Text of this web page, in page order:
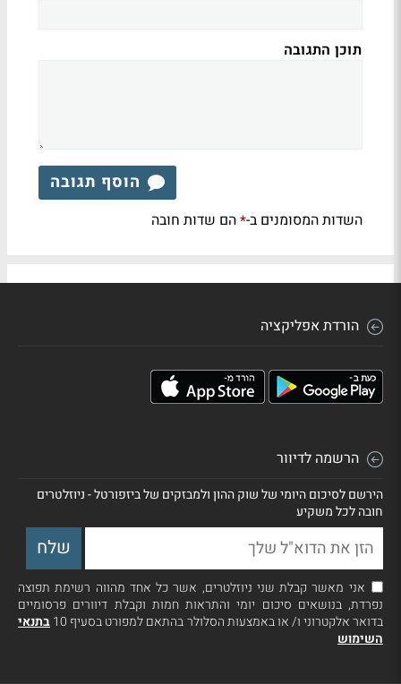
תוכן התגובה
הוסף תגובה
השדות המסומנים ב-*הם שדות חובה
הורדת אפליקציה
הרשמה לדיוור
הירשם לסיכום היומי של שוק ההון ולמבזקים של ביזפורטל - ניוזלטרים
חובה לכל משקיע
אני מאשר קבלת שני ניוזלטרים, אשר כל אחד מהווה רשימת תפוצה
נפרדת, בנושאים סיכום יומי והתראות חמות וקבלת דיוורים פרסומיים
בדואר אלקטרוני ו/ או באמצעות הסלולר בהתאם למפורט בסעיף 10
בתנאי
השימוש